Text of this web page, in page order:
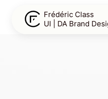
Frédéric Class
UI | DA Brand